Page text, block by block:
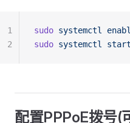
sudo systemctl
sudo systemctl start
1
2
配置PPPoE拨号(